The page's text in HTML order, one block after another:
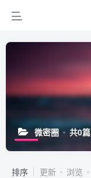
微密圈 共0篇
排序 更新 浏览